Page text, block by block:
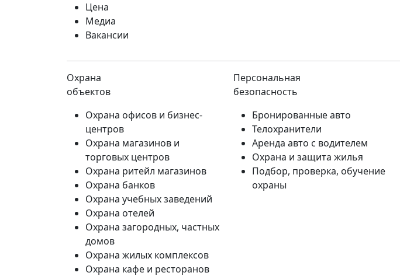
Цена
Медиа
Вакансии
Охрана
объектов
Охрана офисов и бизнес-
центров
Охрана магазинов и
торговых центров
Охрана ритейл магазинов
Охрана банков
Охрана учебных заведений
Охрана отелей
Охрана загородных, частных
домов
Охрана жилых комплексов
Охрана кафе и ресторанов
Персональная
безопасность
Бронированные авто
Телохранители
Аренда авто с водителем
Охрана и защита жилья
Подбор, проверка, обучение
охраны